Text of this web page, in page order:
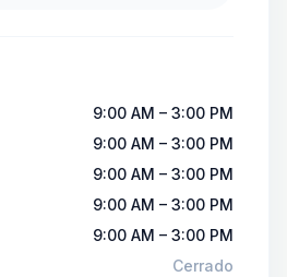
9:00 AM – 3:00 PM
9:00 AM – 3:00 PM
9:00 AM – 3:00 PM
9:00 AM – 3:00 PM
9:00 AM – 3:00 PM
Cerrado